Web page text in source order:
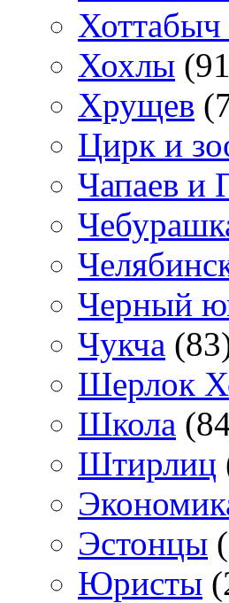
Хохлы
Хрущев
Цирк и
Чапаев и
Черный
Чукча
Шерлок
Школа
Штирлиц
Эстонцы
Юристы